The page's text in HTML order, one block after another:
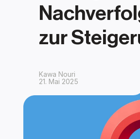
zur
Kawa Nouri
21. Mai 2025